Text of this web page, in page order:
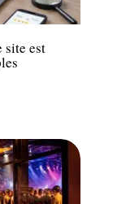
site est